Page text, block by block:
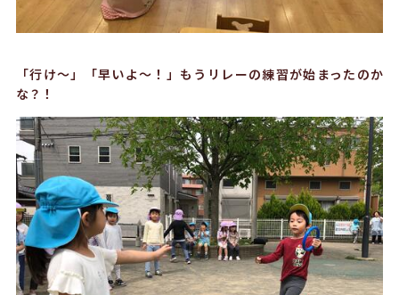
「行け〜」「早いよ〜！」もうリレーの練習が始まったのか
な？！